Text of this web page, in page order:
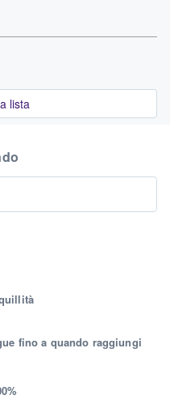
lista
fino a quando raggiungi